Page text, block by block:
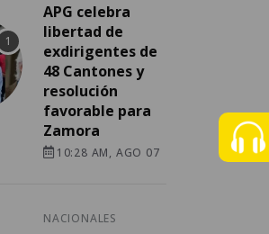
APG celebra
libertad de
exdirigentes de
48 Cantones y
resolución
favorable para
Zamora
10:28 AM, AGO 07
NACIONALES